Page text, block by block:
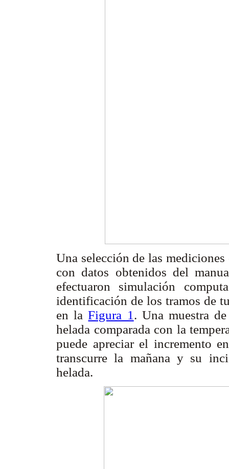
Una selección de las
con datos obtenidos del
efectuaron simulación
identificación de los tramos de
en laFigura 1 . Una muestra
helada comparada con la
puede apreciar el incremento
transcurre la mañana y su
helada.